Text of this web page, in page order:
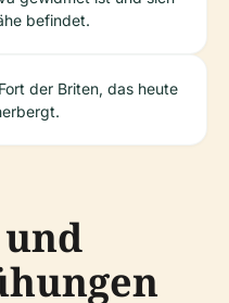
befindet.
der Briten, das heute